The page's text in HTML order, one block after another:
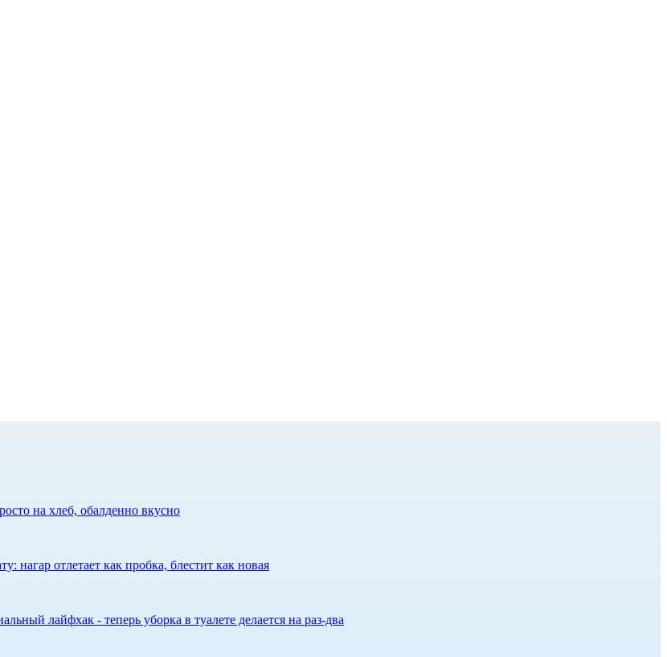
на хлеб, обалденно вкусно
нагар отлетает как пробка, блестит как новая
лайфхак - теперь уборка в туалете делается на раз-два